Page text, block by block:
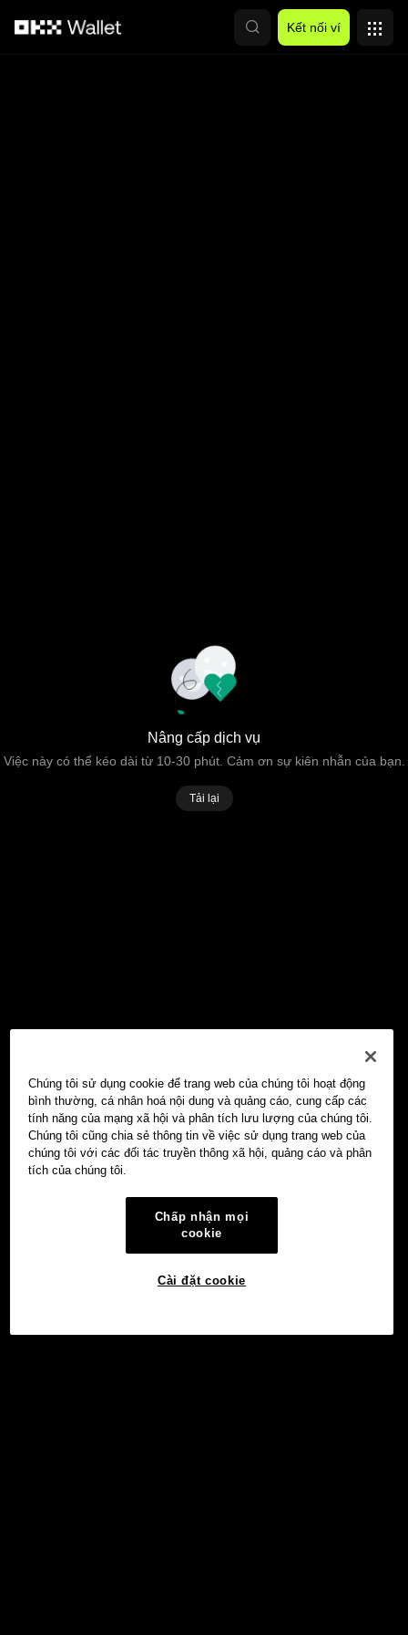
Kết nối ví
Nâng cấp dịch vụ
Việc này có thể kéo dài từ 10-30 phút. Cảm ơn sự kiên nhẫn của bạn.
Tải lại
Chúng tôi sử dụng cookie để trang web của chúng tôi hoạt động
bình thường, cá nhân hoá nội dung và quảng cáo, cung cấp các
tính năng của mạng xã hội và phân tích lưu lượng của chúng tôi.
Chúng tôi cũng chia sẻ thông tin về việc sử dụng trang web của
chúng tôi với các đối tác truyền thông xã hội, quảng cáo và phân
tích của chúng tôi.
Chấp nhận mọi
cookie
Cài đặt cookie